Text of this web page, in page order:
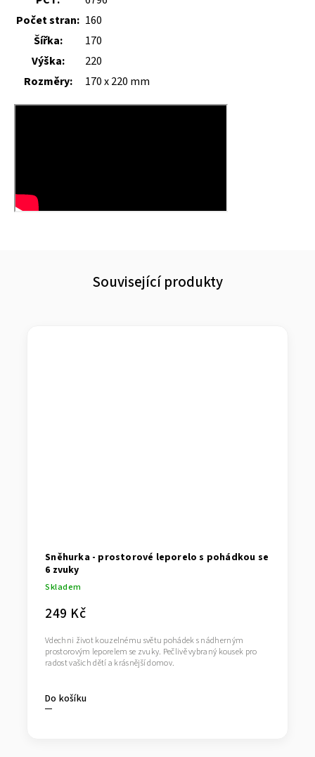
Počet stran: 160
Šířka:
170
Výška:
220
Rozměry:
170 x 220 mm
Související produkty
Sněhurka - prostorové leporelo s pohádkou se
6 zvuky
Skladem
249 Kč
Do košíku
Vdechni život kouzelnému světu pohádek s nádherným
prostorovým leporelem se zvuky. Pečlivě vybraný kousek pro
radost vašich dětí a krásnější domov.